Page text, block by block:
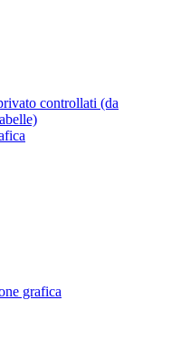
controllati (da
grafica